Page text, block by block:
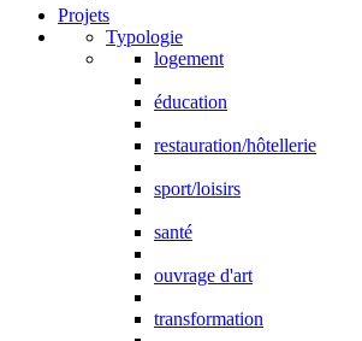
Projets
Typologie
logement
éducation
restauration/hôtellerie
sport/loisirs
santé
ouvrage d'art
transformation